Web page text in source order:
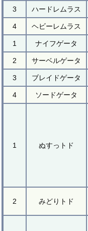
3 ハードレムラス
4 ヘビーレムラス
1 ナイフゲータ
2 サーベルゲータ
3 ブレイドゲータ
4 ソードゲータ
1 ぬすっトド
2 みどりトド